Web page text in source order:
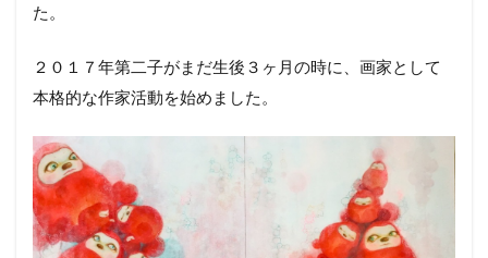
た。
２０１７年第二子がまだ生後３ヶ月の時に、画家として
本格的な作家活動を始めました。